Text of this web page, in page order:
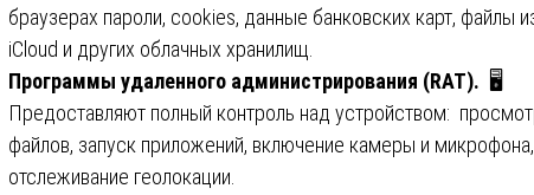
браузерах пароли, cookies, данные банковских карт, файлы
iCloud и других облачных хранилищ.
Программы удаленного администрирования (RAT). 🖥️
Предоставляют полный контроль над устройством:
файлов, запуск приложений, включение камеры и микрофона,
отслеживание геолокации.